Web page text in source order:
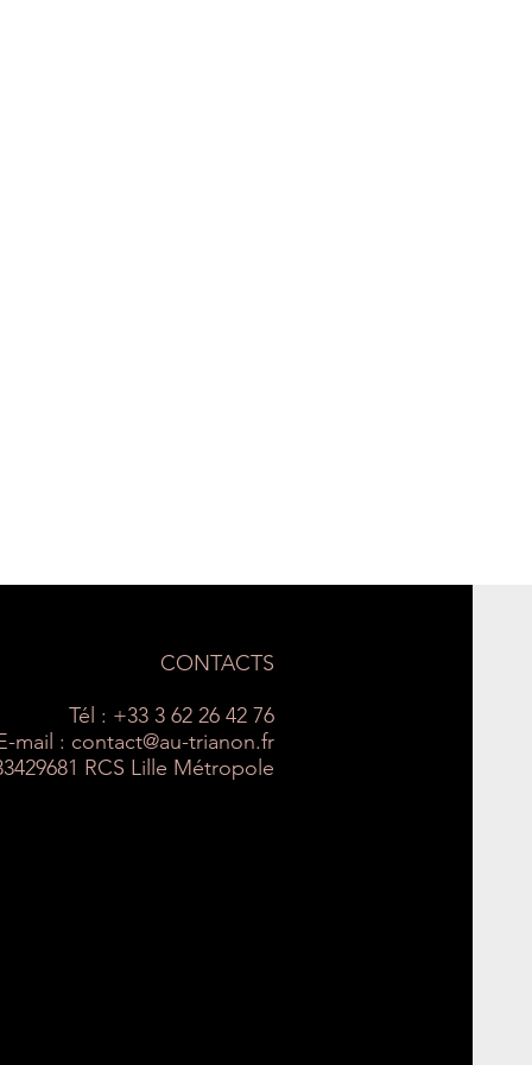
CONTACTS
Tél : +33 3 62 26 42 76
mail : contact@au-trianon.fr
RCS Lille Métropole